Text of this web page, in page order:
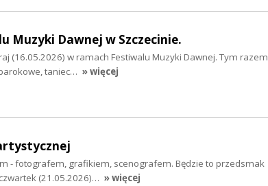
Muzyki Dawnej w Szczecinie.
(16.05.2026) w ramach Festiwalu Muzyki Dawnej. Tym razem
taniec… » więcej
- fotografem, grafikiem, scenografem. Będzie to przedsmak
(21.05.2026)… » więcej